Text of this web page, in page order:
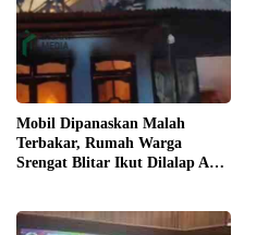
Mobil Dipanaskan Malah
Terbakar, Rumah Warga
Srengat Blitar Ikut Dilalap Api,